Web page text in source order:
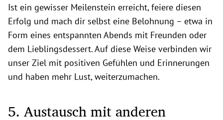
Ist ein gewisser Meilenstein erreicht, feiere diesen
Erfolg und mach dir selbst eine Belohnung – etwa in
Form eines entspannten Abends mit Freunden oder
dem Lieblingsdessert. Auf diese Weise verbinden wir
unser Ziel mit positiven Gefühlen und Erinnerungen
und haben mehr Lust, weiterzumachen.
5. Austausch mit anderen